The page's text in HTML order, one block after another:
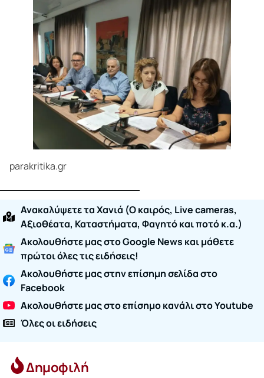
parakritika.gr
Ανακαλύψετε τα Χανιά (O καιρός, Live cameras,
Αξιοθέατα, Καταστήματα, Φαγητό και ποτό κ.α.)
Ακολουθήστε μας στο Google News και μάθετε
πρώτοι όλες τις ειδήσεις!
Ακολουθήστε μας στην επίσημη σελίδα στο
Facebook
Ακολουθήστε μας στο επίσημο κανάλι στο Youtube
Όλες οι ειδήσεις
Δημοφιλή